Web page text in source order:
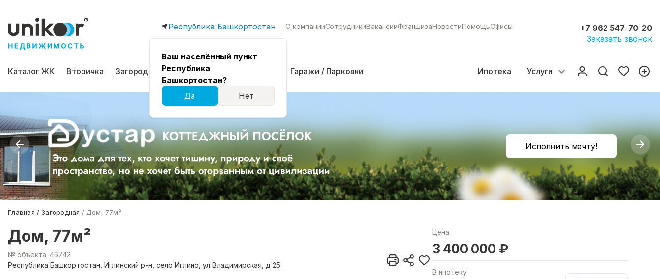
Республика Башкортостан
Ваш населённый пункт
Республика
Башкортостан?
Да
Нет
О компанииСотрудникиВакансииФраншизаНовостиПомощьОфисы
+7 962 547-70-20
Заказать звонок
Каталог ЖК Вторичка Загородная Коммерческая Гаражи / Парковки Ипотека Услуги
Исполнить мечту!
Главная Загородная Дом, 77м²
Дом, 77м²
№ объекта: 46742
Республика Башкортостан, Иглинский р-н, село Иглино, ул Владимирская, д 25
Цена
3 400 000 ₽
В ипотеку